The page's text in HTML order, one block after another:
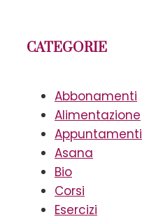
CATEGORIE
Abbonamenti
Alimentazione
Appuntamenti
Asana
Bio
Corsi
Esercizi